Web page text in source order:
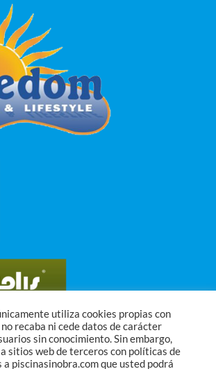
Visa PayPal MasterCard
utiliza cookies propias con
recaba ni cede datos de carácter
sin conocimiento. Sin embargo,
sitios web de terceros con políticas de
piscinasinobra.com que usted podrá